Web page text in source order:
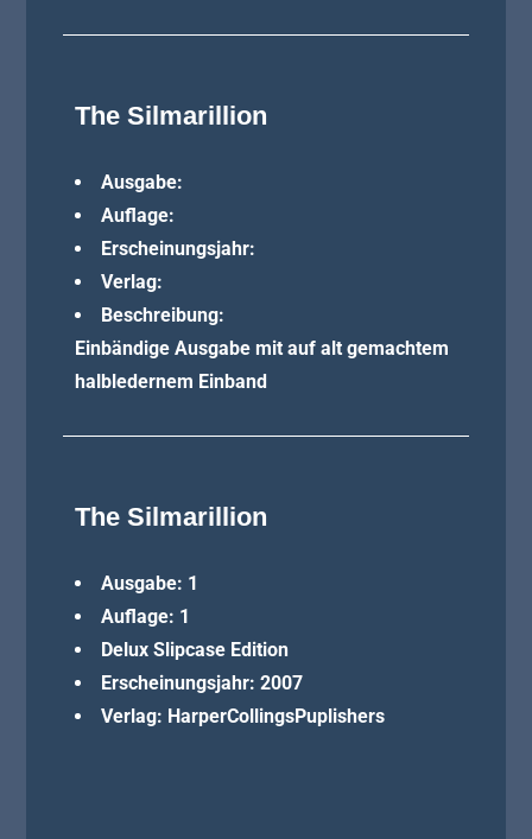
The Silmarillion
Ausgabe:
Auflage:
Erscheinungsjahr:
Verlag:
Beschreibung:
Einbändige Ausgabe mit auf alt gemachtem
halbledernem Einband
The Silmarillion
Ausgabe: 1
Auflage: 1
Delux Slipcase Edition
Erscheinungsjahr: 2007
Verlag: HarperCollingsPuplishers